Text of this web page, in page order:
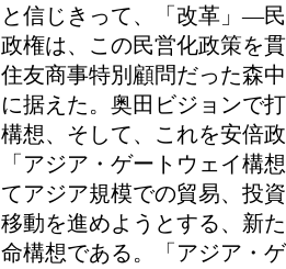
と信じきって、「改革」―
政権は、この民営化政策を
住友商事特別顧問だった森
に据えた。奥田ビジョンで
構想、そして、これを安倍
「アジア・ゲートウェイ構
てアジア規模での貿易、投
移動を進めようとする、新
命構想である。「アジア・